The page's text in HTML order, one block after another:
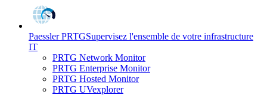
Paessler PRTGSupervisez l'ensemble de votre infrastructure
IT
PRTG Network Monitor
PRTG Enterprise Monitor
PRTG Hosted Monitor
PRTG UVexplorer